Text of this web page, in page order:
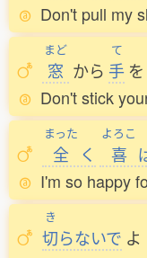
Don't pull my
まど
窓 から
て
手 を
Don't stick
まった
全 く
よろこ
喜
I'm so happy
き
切らないで よ